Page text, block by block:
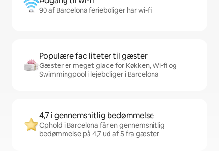
90 af Barcelona ferieboliger har wi-fi
Populære faciliteter til gæster
Gæster er meget glade for Køkken, Wi-fi og
Swimmingpool i lejeboliger i Barcelona
4,7 i gennemsnitlig bedømmelse
Ophold i Barcelona får en gennemsnitlig
bedømmelse på 4,7 ud af 5 fra gæster